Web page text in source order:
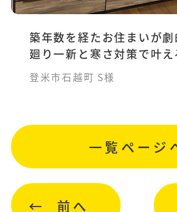
築年数を経たお住まいが
廻り一新と寒さ対策で叶
登米市石越町 S様
前へ
一覧ページ